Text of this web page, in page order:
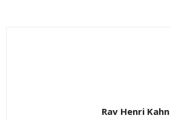
Rav Henri Kahn